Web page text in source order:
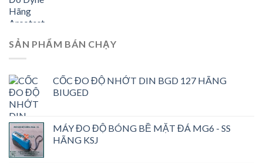
SẢN PHẨM BÁN CHẠY
CỐC ĐO ĐỘ NHỚT DIN BGD 127 HÃNG
BIUGED
MÁY ĐO ĐỘ BÓNG BỀ MẶT ĐÁ MG6 - SS
HÃNG KSJ